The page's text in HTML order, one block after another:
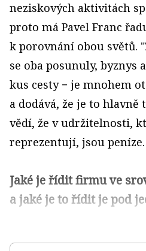
neziskových aktivitách
proto má Pavel Franc
k porovnání obou světů.
se oba posunuly, byznys
kus cesty − je mnohem
a dodává, že je to hlavně
vědí, že v udržitelnosti,
reprezentují, jsou peníze.
Jaké je řídit firmu ve
a jaké je to řídit je pod